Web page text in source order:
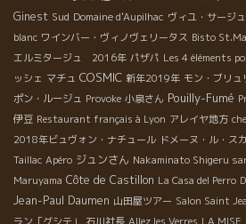
Ginest Sud Domaine d'Aupilhac ヴィユ・サージュ
blanc ワインバー・ヴィノヴェリータス Bisto
エルミタージュ 2016年 パザパ Les 4 éléments
ッシェ マチュ COSMIC 新年2019年 モン・ブリュ
ポン・ルージュ Provoke 小泉さん Pouilly-Fumé
伊豆 Restaurant français à Lyon アレイヤ地方
2018年ビュヴォン・ナチュール ドメーヌ・ル・ス
Taillac Apéro ジュンさん Nakaminato Shigeru
Maruyama Côte de Castillon La Casa del Perro
Jean-Paul Daumen 山田屋ツアー Salon Saint